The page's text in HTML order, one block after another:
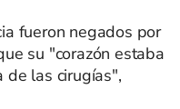
fueron negados por
su "corazón estaba
de las cirugías",